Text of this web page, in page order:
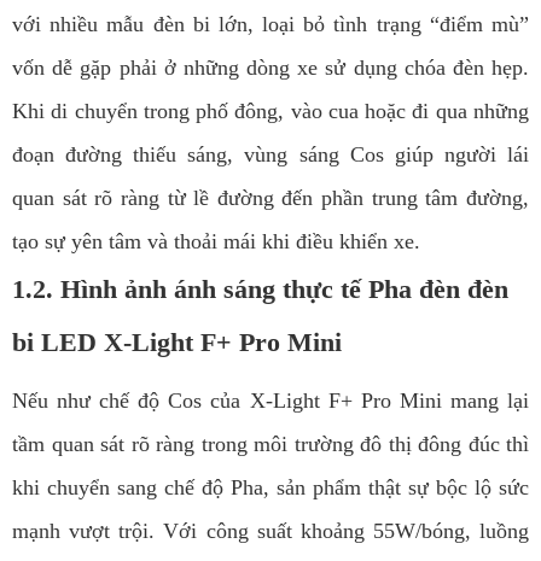
với nhiều mẫu đèn bi lớn, loại bỏ tình trạng “điểm mù”
vốn dễ gặp phải ở những dòng xe sử dụng chóa đèn hẹp.
Khi di chuyển trong phố đông, vào cua hoặc đi qua những
đoạn đường thiếu sáng, vùng sáng Cos giúp người lái
quan sát rõ ràng từ lề đường đến phần trung tâm đường,
tạo sự yên tâm và thoải mái khi điều khiển xe.
1.2. Hình ảnh ánh sáng thực tế Pha đèn đèn
bi LED X-Light F+ Pro Mini
Nếu như chế độ Cos của X-Light F+ Pro Mini mang lại
tầm quan sát rõ ràng trong môi trường đô thị đông đúc thì
khi chuyển sang chế độ Pha, sản phẩm thật sự bộc lộ sức
mạnh vượt trội. Với công suất khoảng 55W/bóng, luồng